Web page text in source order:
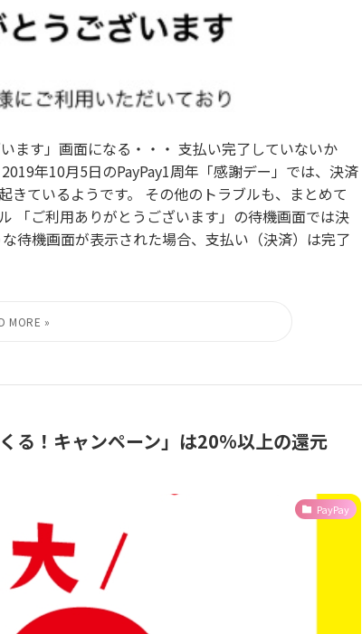
ます」画面になる・・・ 支払い完了していないか
年10月5日のPayPay1周年「感謝デー」では、決済
ているようです。 その他のトラブルも、まとめて
「ご利用ありがとうございます」の待機画面では決
待機画面が表示された場合、支払い（決済）は完了
る！キャンペーン」は20%以上の還元
PayPay